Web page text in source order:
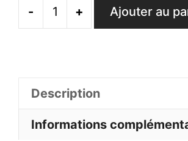
-
quantité
Fantaisie
+ Ajouter au
Description
Informations